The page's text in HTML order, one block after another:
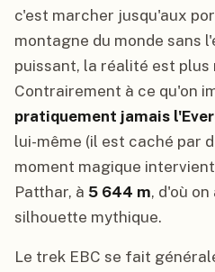
c'est marcher jusqu'aux
montagne du monde sans
puissant, la réalité est plus
Contrairement à ce qu'on
pratiquement jamais
lui-même (il est caché par
moment magique
Patthar, à 5 644 m, d'où
silhouette mythique.
Le trek EBC se fait